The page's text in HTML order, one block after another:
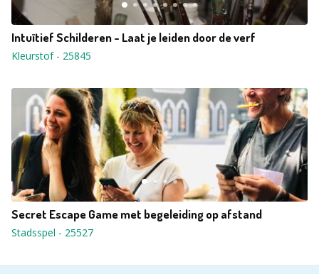
Intuïtief Schilderen - Laat je leiden door de verf
Kleurstof- 25845
Secret Escape Game met begeleiding op afstand
Stadsspel - 25527